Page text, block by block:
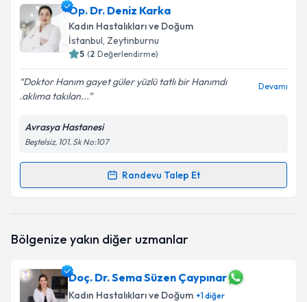
Op. Dr. Deniz Karka
Kadın Hastalıkları ve Doğum
İstanbul, Zeytinburnu
5 (2 Değerlendirme)
Doktor Hanım gayet güler yüzlü tatlı bir Hanımdı
.aklıma takılan...
Devamı
Avrasya Hastanesi
Beştelsiz, 101. Sk No:107
Randevu Talep Et
Randevu Takvimi Talebi
oluşturun. Size bu uzmandan randevu almanız için bir
E-posta Adresiniz
Bölgenize yakın diğer uzmanlar
Doç. Dr. Sema Süzen Çaypınar
Kadın Hastalıkları ve Doğum +1diğer